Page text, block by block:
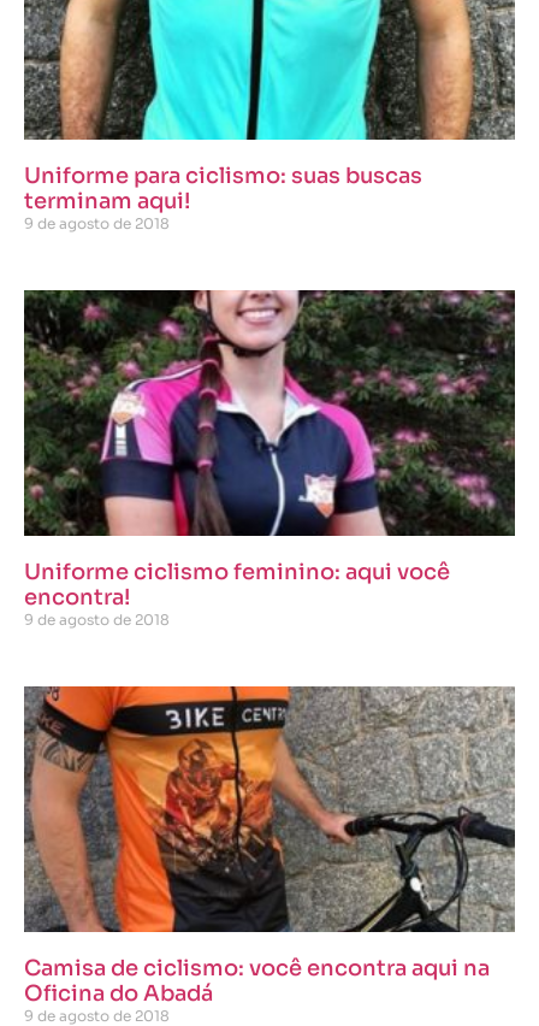
Uniforme para ciclismo: suas buscas
terminam aqui!
9 de agosto de 2018
Uniforme ciclismo feminino: aqui você
encontra!
9 de agosto de 2018
Camisa de ciclismo: você encontra aqui na
Oficina do Abadá
9 de agosto de 2018